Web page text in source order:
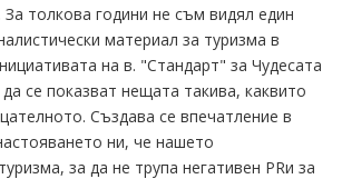
За толкова години не съм видял един
материал за туризма в
на в. "Стандарт" за Чудесата
се показват нещата такива, каквито
Създава се впечатление в
ни, че нашето
за да не трупа негативен PRи за